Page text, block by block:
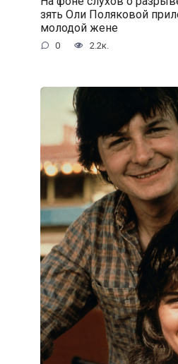
зять Оли Поляковой
молодой жене
0 2.2к.